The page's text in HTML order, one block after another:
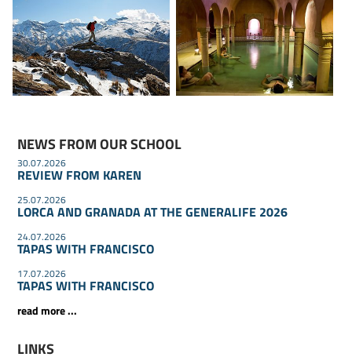
NEWS FROM OUR SCHOOL
30.07.2026
REVIEW FROM KAREN
25.07.2026
LORCA AND GRANADA AT THE GENERALIFE 2026
24.07.2026
TAPAS WITH FRANCISCO
17.07.2026
TAPAS WITH FRANCISCO
read more ...
LINKS